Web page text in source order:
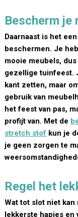
Bescherm je
Daarnaast is het
beschermen. Je
mooie meubels,
gezellige tuinfeest.
kant zetten, maar
gebruik van
het feest van pas,
profijt van. Met de
stretch stof kun je
je geen zorgen te
Regel het
Wat tot slot niet
lekkerste hapjes